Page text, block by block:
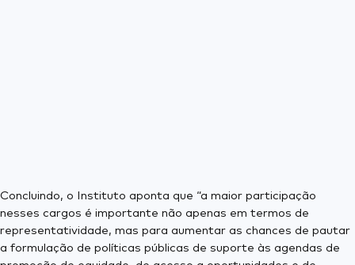
Concluindo, o Instituto aponta que “a maior participação
nesses cargos é importante não apenas em termos de
representatividade, mas para aumentar as chances de pautar
a formulação de políticas públicas de suporte às agendas de